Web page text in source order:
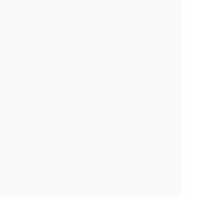
for orthodontic